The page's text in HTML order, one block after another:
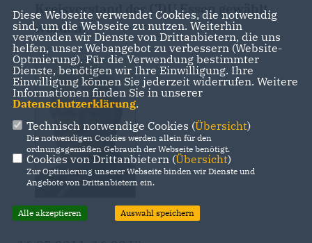
Kreisvorstand der CDU Essen gewählt
worden.
Diese Webseite verwendet Cookies, die notwendig
sind, um die Webseite zu nutzen. Weiterhin
verwenden wir Dienste von Drittanbietern, die uns
helfen, unser Webangebot zu verbessern (Website-
Optmierung). Für die Verwendung bestimmter
Dienste, benötigen wir Ihre Einwilligung. Ihre
Einwilligung können Sie jederzeit widerrufen. Weitere
Informationen finden Sie in unserer
Datenschutzerklärung.
Technisch notwendige Cookies (Übersicht)
Die notwendigen Cookies werden allein für den
ordnungsgemäßen Gebrauch der Webseite benötigt.
Cookies von Drittanbietern (Übersicht)
Zur Optimierung unserer Webseite binden wir Dienste und
Angebote von Drittanbietern ein.
Alle akzeptieren Auswahl speichern